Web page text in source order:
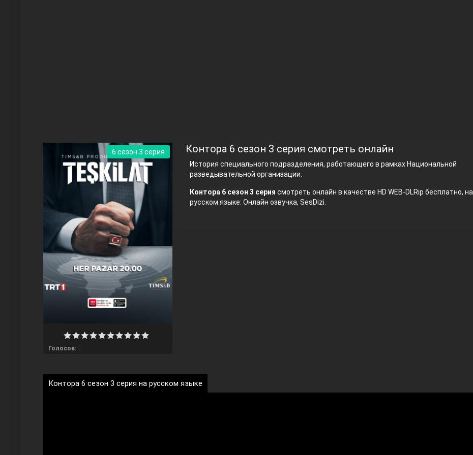
Правосyдие
Контора 6 сезон 3 серия смотреть онлайн
История специального подразделения, работающего в рамках Национальной
разведывательной организации.
Контора 6 сезон 3 серия смотреть онлайн в качестве HD WEB-DLRip бесплатно, на
русском языке: Онлайн озвучка, SesDizi.
Голосов:
6 сезон 3 серия
Контора 6 сезон 3 серия на русском языке